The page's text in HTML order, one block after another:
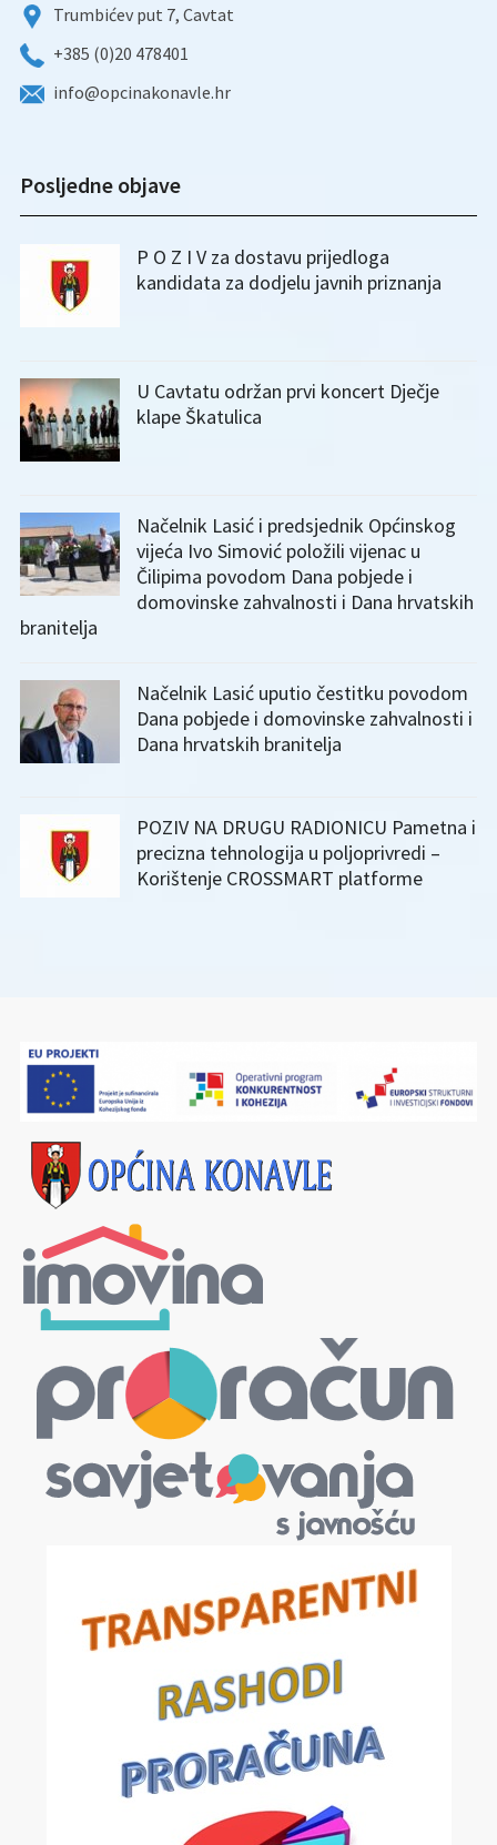
Trumbićev put 7, Cavtat
+385 (0)20 478401
info@opcinakonavle.hr
Posljedne objave
P O Z I V za dostavu prijedloga
kandidata za dodjelu javnih priznanja
U Cavtatu održan prvi koncert Dječje
klape Škatulica
Načelnik Lasić i predsjednik Općinskog
vijeća Ivo Simović položili vijenac u
Čilipima povodom Dana pobjede i
domovinske zahvalnosti i Dana hrvatskih
branitelja
Načelnik Lasić uputio čestitku povodom
Dana pobjede i domovinske zahvalnosti i
Dana hrvatskih branitelja
POZIV NA DRUGU RADIONICU Pametna i
precizna tehnologija u poljoprivredi –
Korištenje CROSSMART platforme